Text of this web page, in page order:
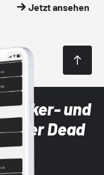
Jetzt ansehen
und
der Dead